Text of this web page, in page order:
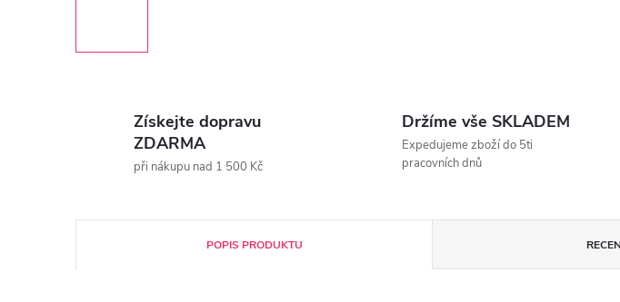
Získejte dopravu
ZDARMA
při nákupu nad 1 500 Kč
Držíme vše SKLADEM
Expedujeme zboží do 5ti
pracovních dnů
POPIS PRODUKTU